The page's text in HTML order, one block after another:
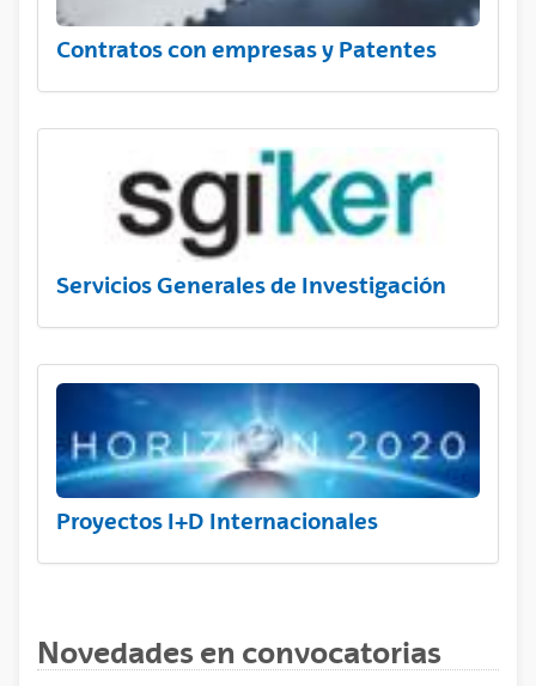
Contratos con empresas y Patentes
Servicios Generales de Investigación
Proyectos I+D Internacionales
Novedades en convocatorias